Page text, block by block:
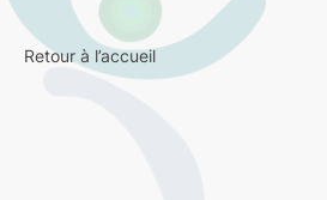
Démarches
Éducation
Retour à l’accueil